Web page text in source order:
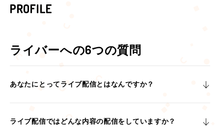
PROFILE
ライバーへの6つの質問
あなたにとってライブ配信とはなんですか？
ライブ配信ではどんな内容の配信をしていますか？